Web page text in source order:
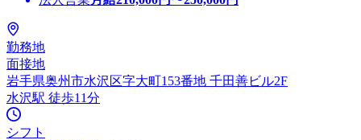
勤務地
面接地
岩手県奥州市水沢区字大町153番地 千田善ビル2F
水沢駅 徒歩11分
シフト